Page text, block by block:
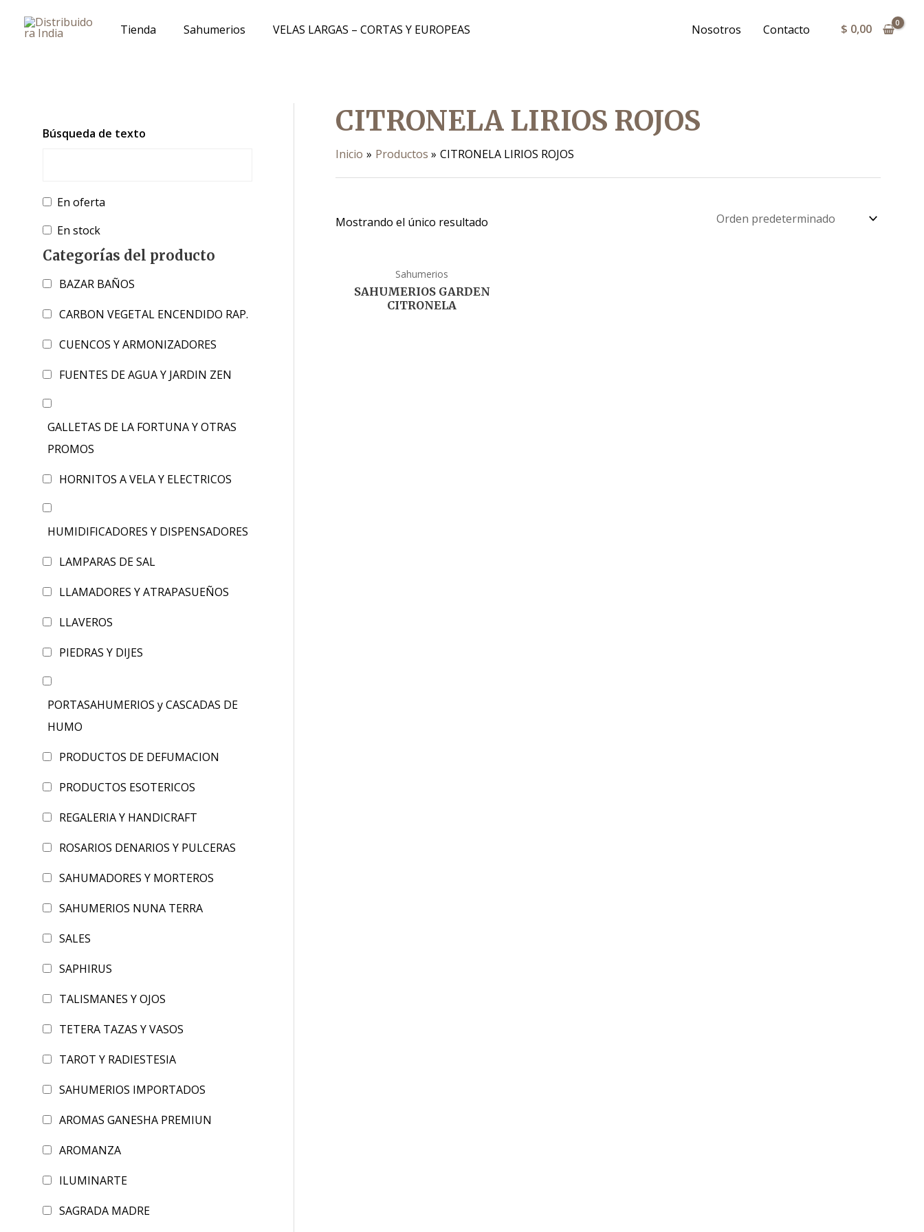
contenido
Tienda Sahumerios VELAS LARGAS – CORTAS Y EUROPEAS Nosotros Contacto $ 0,00
Búsqueda de texto
En oferta
En stock
Categorías del producto
BAZAR BAÑOS
CARBON VEGETAL ENCENDIDO RAP.
CUENCOS Y ARMONIZADORES
FUENTES DE AGUA Y JARDIN ZEN
GALLETAS DE LA FORTUNA Y OTRAS
PROMOS
HORNITOS A VELA Y ELECTRICOS
HUMIDIFICADORES Y DISPENSADORES
LAMPARAS DE SAL
LLAMADORES Y ATRAPASUEÑOS
LLAVEROS
PIEDRAS Y DIJES
PORTASAHUMERIOS y CASCADAS DE
HUMO
PRODUCTOS DE DEFUMACION
PRODUCTOS ESOTERICOS
REGALERIA Y HANDICRAFT
ROSARIOS DENARIOS Y PULCERAS
SAHUMADORES Y MORTEROS
SAHUMERIOS NUNA TERRA
SALES
SAPHIRUS
TALISMANES Y OJOS
TETERA TAZAS Y VASOS
TAROT Y RADIESTESIA
SAHUMERIOS IMPORTADOS
AROMAS GANESHA PREMIUN
AROMANZA
ILUMINARTE
SAGRADA MADRE
CITRONELA LIRIOS ROJOS
Inicio Productos CITRONELA LIRIOS ROJOS
Mostrando el único resultado
Sahumerios
SAHUMERIOS GARDEN
CITRONELA